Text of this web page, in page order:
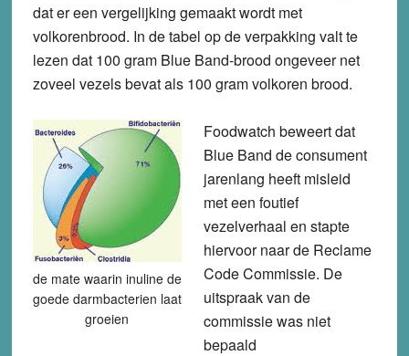
dat er een vergelijking gemaakt wordt met
volkorenbrood. In de tabel op de verpakking valt te
lezen dat 100 gram Blue Band-brood ongeveer net
zoveel vezels bevat als 100 gram volkoren brood.
de mate waarin inuline de
goede darmbacterien laat
groeien
Foodwatch beweert dat
Blue Band de consument
jarenlang heeft misleid
met een foutief
vezelverhaal en stapte
hiervoor naar de Reclame
Code Commissie. De
uitspraak van de
commissie was niet
bepaald